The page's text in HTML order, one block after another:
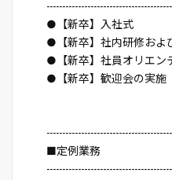
----------------------------------------
●【新卒】入社式
●【新卒】社内研修およ
●【新卒】社員オリエン
●【新卒】歓迎会の実施
----------------------------------------
■定例業務
----------------------------------------